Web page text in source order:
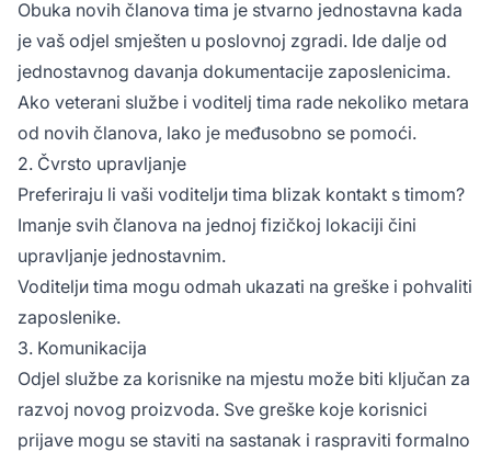
Obuka novih članova tima je stvarno jednostavna kada
je vaš odjel smješten u poslovnoj zgradi. Ide dalje od
jednostavnog davanja dokumentacije zaposlenicima.
Ako veterani službe i voditelj tima rade nekoliko metara
od novih članova, lako je međusobno se pomoći.
2. Čvrsto upravljanje
Preferiraju li vaši voditeljи tima blizak kontakt s timom?
Imanje svih članova na jednoj fizičkoj lokaciji čini
upravljanje jednostavnim.
Voditeljи tima mogu odmah ukazati na greške i pohvaliti
zaposlenike.
3. Komunikacija
Odjel službe za korisnike na mjestu može biti ključan za
razvoj novog proizvoda. Sve greške koje korisnici
prijave mogu se staviti na sastanak i raspraviti formalno